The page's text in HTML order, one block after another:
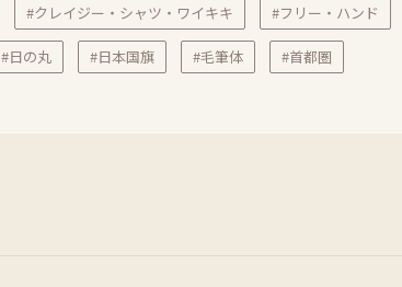
#クレイジー・シャツ・ワイキキ #フリー・ハンド
#日の丸 #日本国旗 #毛筆体 #首都圏